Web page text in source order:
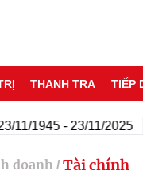
THANH TRA TIẾP
- 23/11/2025
doanh / Tài chính